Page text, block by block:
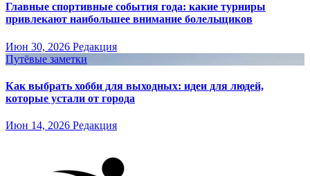
Главные спортивные события года: какие турниры
привлекают наибольшее внимание болельщиков
Июн 30, 2026 Редакция
Путёвые заметки
Как выбрать хобби для выходных: идеи для людей,
которые устали от города
Июн 14, 2026 Редакция